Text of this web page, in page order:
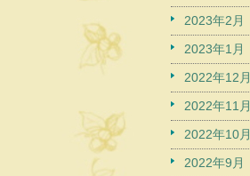
2023年2月
2023年1月
2022年12月
2022年11月
2022年10月
2022年9月